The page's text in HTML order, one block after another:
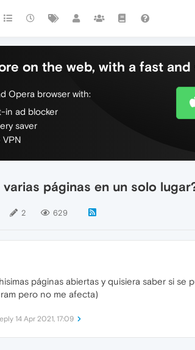
on the web, with a fast
Opera browser with:
in ad blocker
saver
páginas en un solo
2 629
páginas abiertas y quisiera saber si
pero no me afecta)
14 Apr 2021, 17:09